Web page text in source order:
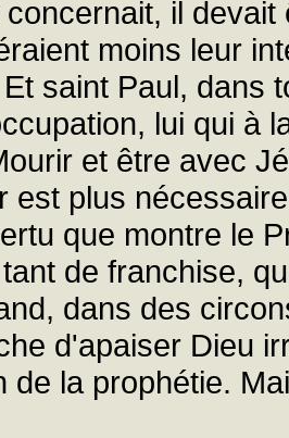
il
moins leur
saint Paul, dans
lui qui à
et être avec
est plus
que montre le
de franchise,
dans des
d'apaiser Dieu
de la prophétie.